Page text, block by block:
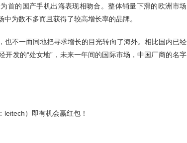
首的国产手机出海表现相吻合。整体销量下滑的欧洲市场
为数不多而且获得了较高增长率的品牌。
也不一而同地把寻求增长的目光转向了海外。相比国内已经
开发的“处女地”，未来一年间的国际市场，中国厂商的名字
leitech）即有机会赢红包！